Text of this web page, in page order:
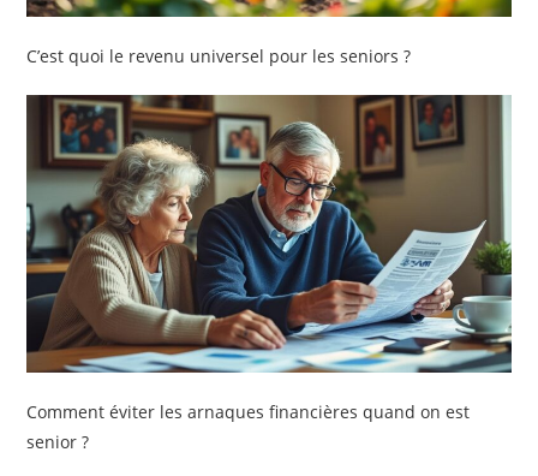
C’est quoi le revenu universel pour les seniors ?
Comment éviter les arnaques financières quand on est
senior ?